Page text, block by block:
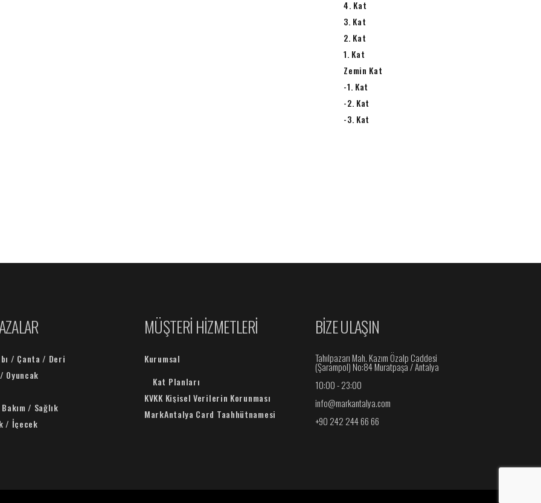
4. Kat
3. Kat
2. Kat
1. Kat
Zemin Kat
-1. Kat
-2. Kat
-3. Kat
/ Çanta / Deri
Oyuncak
/ Sağlık
/ İçecek
MÜŞTERİ HİZMETLERİ
Kurumsal
Kat Planları
KVKK Kişisel Verilerin Korunması
MarkAntalya Card Taahhütnamesi
BİZE ULAŞIN
Tahılpazarı Mah. Kazım Özalp Caddesi
(Şarampol) No:84 Muratpaşa / Antalya
10:00 - 23:00
info@markantalya.com
+90 242 244 66 66